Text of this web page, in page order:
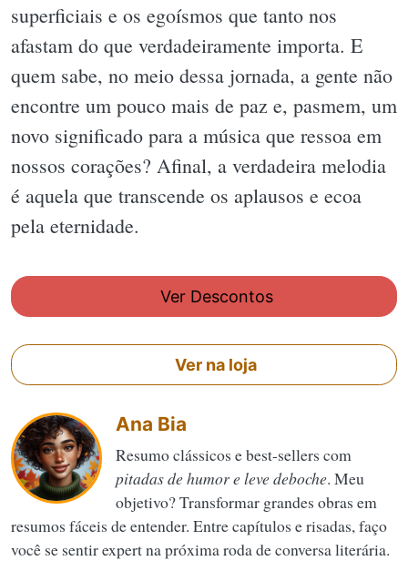
superficiais e os egoísmos que tanto nos
afastam do que verdadeiramente importa. E
quem sabe, no meio dessa jornada, a gente não
encontre um pouco mais de paz e, pasmem, um
novo significado para a música que ressoa em
nossos corações? Afinal, a verdadeira melodia
é aquela que transcende os aplausos e ecoa
pela eternidade.
Ver Descontos
Ver na loja
Ana Bia
Resumo clássicos e best-sellers com
pitadas de humor e leve deboche. Meu
objetivo? Transformar grandes obras em
resumos fáceis de entender. Entre capítulos e risadas, faço
você se sentir expert na próxima roda de conversa literária.